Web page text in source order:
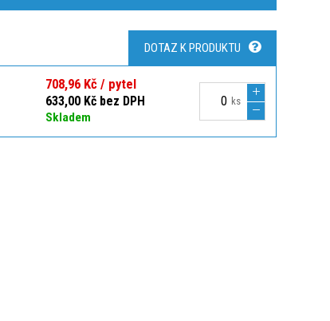
DOTAZ K PRODUKTU
708,96 Kč / pytel
633,00 Kč bez DPH
Skladem
ks